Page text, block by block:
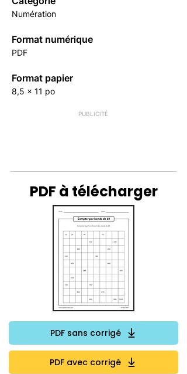
Numération
Format numérique
PDF
Format papier
8,5 x 11 po
PUBLICITÉ
PDF à télécharger
PDF sans corrigé
PDF avec corrigé